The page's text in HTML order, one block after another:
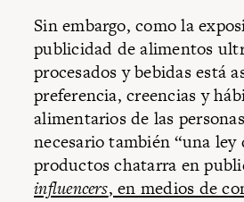
Sin embargo, como la
publicidad de alimentos
procesados y bebidas está
preferencia, creencias y
alimentarios de las
necesario también “una ley
productos chatarra en
influencers, en medios de